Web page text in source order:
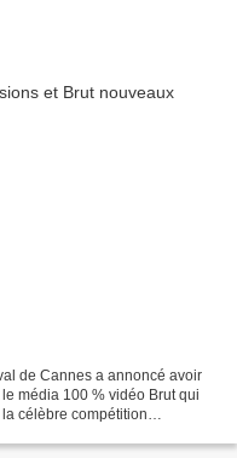
de Cannes a annoncé avoir
média 100 % vidéo Brut qui
célèbre compétition